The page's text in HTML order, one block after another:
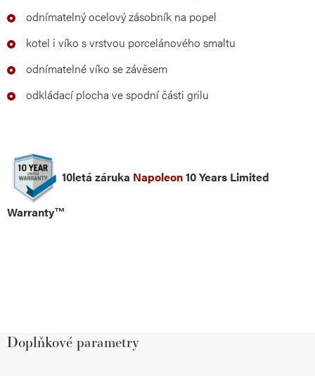
odnímatelný ocelový zásobník na popel
kotel i víko s vrstvou porcelánového smaltu
odnímatelné víko se závěsem
odkládací plocha ve spodní části grilu
10letá záruka Napoleon10 Years Limited
Warranty™
Doplňkové parametry